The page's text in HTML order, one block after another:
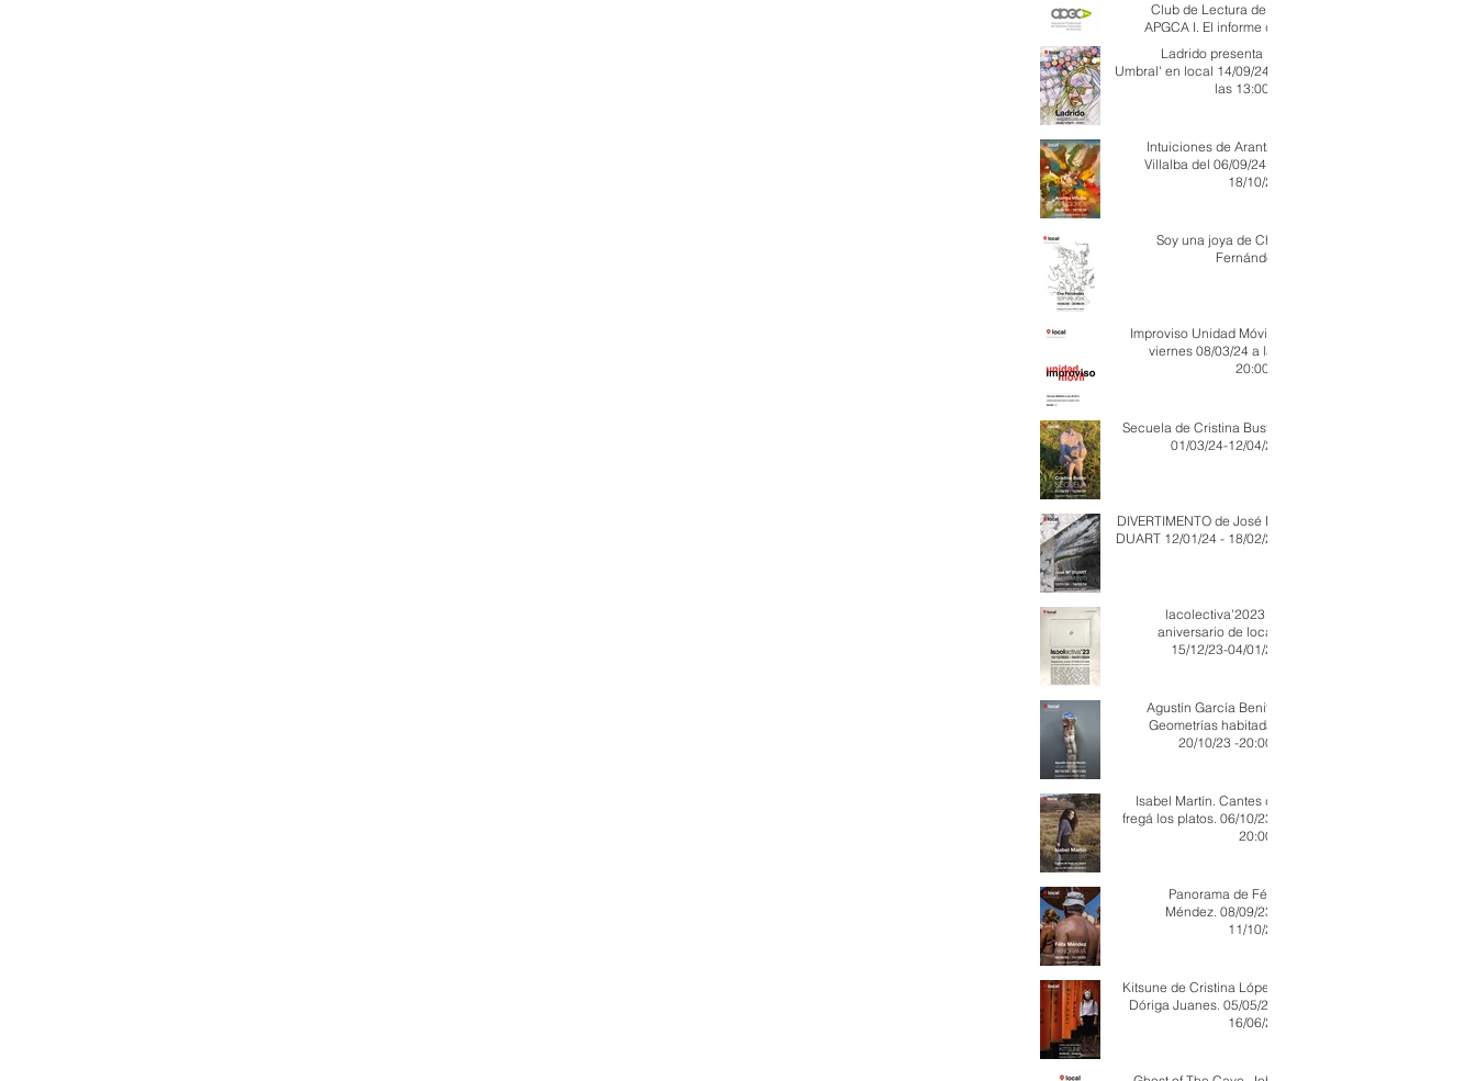
Club de Lectura de la
APGCA I. El informe de
Remedios Zafra.
Ladrido presenta 'El
Umbral' en local 14/09/24 a
las 13:00 h
Intuiciones de Arantxa
Villalba del 06/09/24 al
18/10/24
Soy una joya de Ché
Fernández
Improviso Unidad Móvil _
viernes 08/03/24 a las
20:00 h
Secuela de Cristina Busto.
01/03/24-12/04/24
DIVERTIMENTO de José Mª
DUART 12/01/24 - 18/02/24
lacolectiva'2023 (X
aniversario de local)
15/12/23-04/01/23
Agustín García Benito.
Geometrías habitadas
20/10/23 -20:00h
Isabel Martín. Cantes de
fregá los platos. 06/10/23 -
20:00h
Panorama de Félix
Méndez. 08/09/23 -
11/10/23
Kitsune de Cristina López-
Dóriga Juanes. 05/05/23-
16/06/23